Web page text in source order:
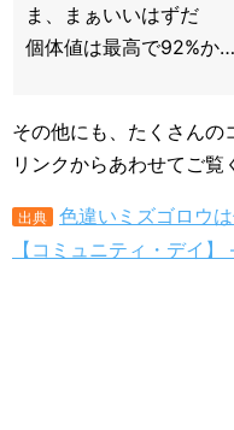
ま、まぁいいはずだ
個体値は最高で92%か…
その他にも、たくさんの
リンクからあわせてご覧
出典
色違いミズゴロウ
【コミュニティ・デイ